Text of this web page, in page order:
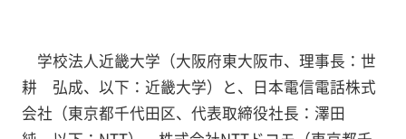
学校法人近畿大学（大阪府東大阪市、理事長：世
耕 弘成、以下：近畿大学）と、日本電信電話株式
会社（東京都千代田区、代表取締役社長：澤田